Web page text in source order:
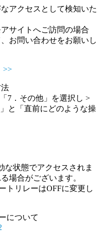
アクセスとして検知いた
サイトへご訪問の場合
お問い合わせをお願いし
>>
7．その他」を選択し >
と「直前にどのような操
な状態でアクセスされま
場合がございます。
トリレーはOFFに変更し
について